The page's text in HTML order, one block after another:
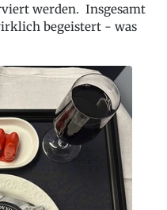
werden. Insgesamt
begeistert - was